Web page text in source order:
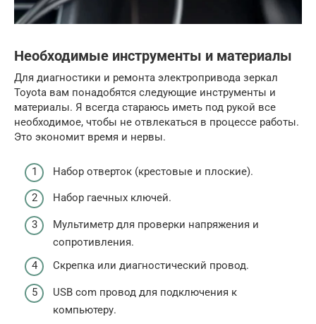
Необходимые инструменты и материалы
Для диагностики и ремонта электропривода зеркал
Toyota вам понадобятся следующие инструменты и
материалы. Я всегда стараюсь иметь под рукой все
необходимое, чтобы не отвлекаться в процессе работы.
Это экономит время и нервы.
Набор отверток (крестовые и плоские).
Набор гаечных ключей.
Мультиметр для проверки напряжения и
сопротивления.
Скрепка или диагностический провод.
USB com провод для подключения к
компьютеру.